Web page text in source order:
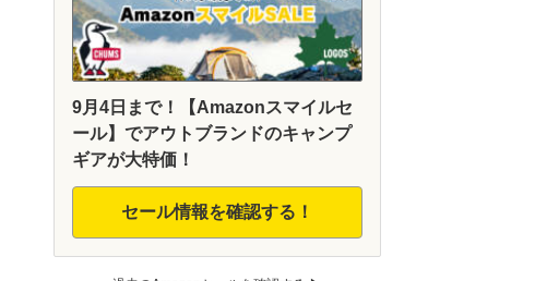
9月4日まで！【Amazonスマイルセ
ール】でアウトブランドのキャンプ
ギアが大特価！
セール情報を確認する！